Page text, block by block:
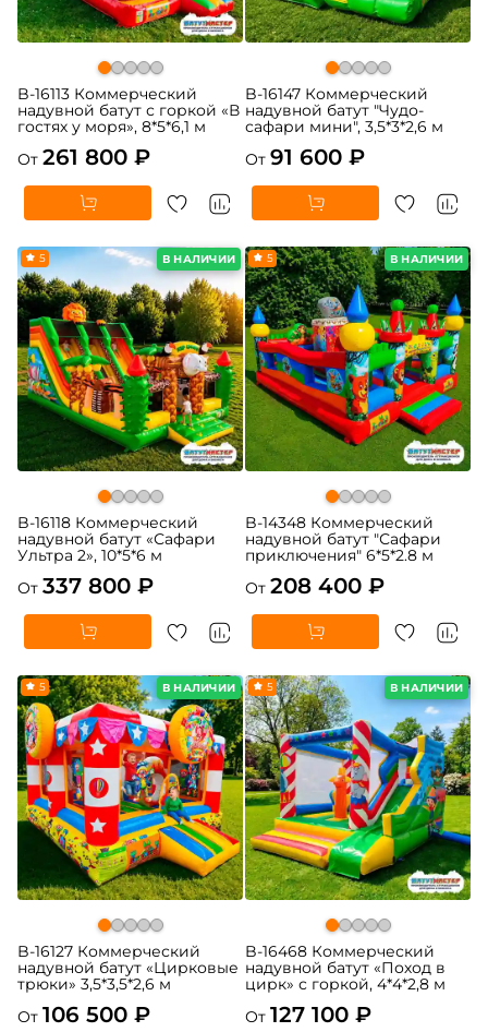
B-16113 Коммерческий
надувной батут с горкой «В
гостях у моря», 8*5*6,1 м
От 261 800 ₽
B-16147 Коммерческий
надувной батут "Чудо-
сафари мини", 3,5*3*2,6 м
От 91 600 ₽
В НАЛИЧИИ
5
B-16118 Коммерческий
надувной батут «Сафари
Ультра 2», 10*5*6 м
От 337 800 ₽
В НАЛИЧИИ
5
B-14348 Коммерческий
надувной батут "Сафари
приключения" 6*5*2.8 м
От 208 400 ₽
В НАЛИЧИИ
5
B-16127 Коммерческий
надувной батут «Цирковые
трюки» 3,5*3,5*2,6 м
От 106 500 ₽
В НАЛИЧИИ
5
B-16468 Коммерческий
надувной батут «Поход в
цирк» с горкой, 4*4*2,8 м
От 127 100 ₽